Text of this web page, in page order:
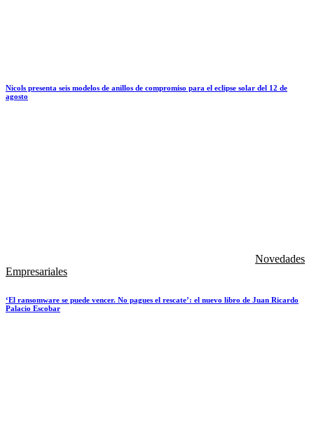
Nicols presenta seis modelos de anillos de compromiso para el eclipse solar del 12 de
agosto
Novedades
Empresariales
‘El ransomware se puede vencer. No pagues el rescate’: el nuevo libro de Juan Ricardo
Palacio Escobar